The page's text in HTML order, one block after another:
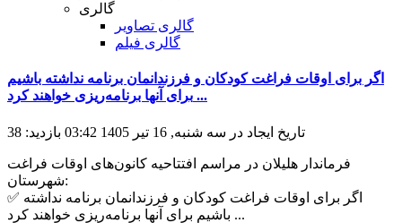
گالری
گالری تصاویر
گالری فیلم
اگر برای اوقات فراغت کودکان و فرزندانمان برنامه‌ نداشته باشیم
برای آنها برنامه‌ریزی خواهند کرد ...
تاریخ ایجاد در سه شنبه, 16 تیر 1405 03:42 بازدید: 38
فرماندار هلیلان در مراسم افتتاحیه کانون‌های اوقات فراغت
شهرستان:
✅ اگر برای اوقات فراغت کودکان و فرزندانمان برنامه‌ نداشته
باشیم برای آنها برنامه‌ریزی خواهند کرد ...